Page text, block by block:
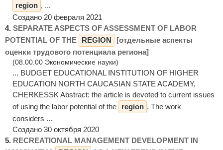
region , ...
Создано 20 февраля 2021
4. SEPARATE ASPECTS OF ASSESSMENT OF LABOR
POTENTIAL OF THE
REGION
[отдельные аспекты
оценки трудового потенциала региона]
(08.00.00 Экономические науки)
... BUDGET EDUCATIONAL INSTITUTION OF HIGHER
EDUCATION NORTH CAUCASIAN STATE ACADEMY,
CHERKESSK Abstract: the article is devoted to current issues
of using the labor potential of the
region . The work
considers ...
Создано 30 октября 2020
5. RECREATIONAL MANAGEMENT DEVELOPMENT IN